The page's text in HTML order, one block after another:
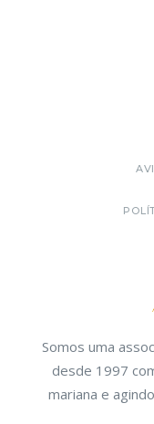
Somos uma
desde 1997
mariana e